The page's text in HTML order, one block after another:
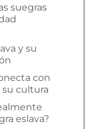
suegras
y su
con
su cultura
eslava?